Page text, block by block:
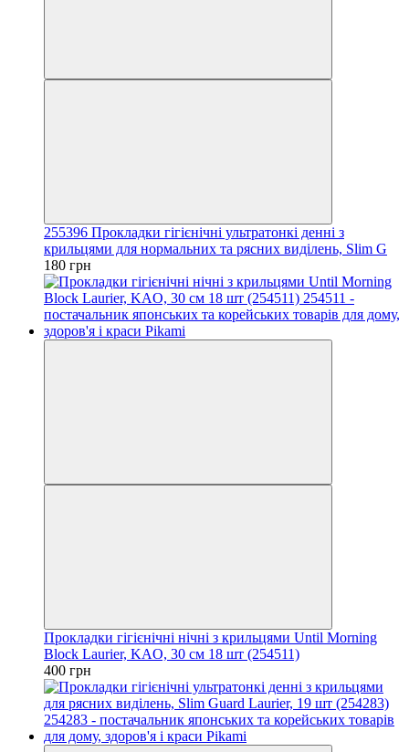
255396 Прокладки гігієнічні ультратонкі денні з
крильцями для нормальних та рясних виділень, Slim G
180 грн
Прокладки гігієнічні нічні з крильцями Until Morning
Block Laurier, KAO, 30 см 18 шт (254511)
400 грн